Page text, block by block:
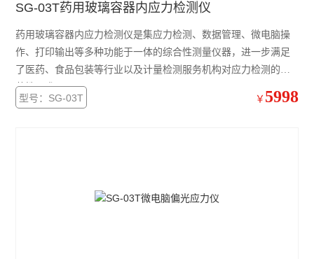
SG-03T药用玻璃容器内应力检测仪
药用玻璃容器内应力检测仪是集应力检测、数据管理、微电脑操
作、打印输出等多种功能于一体的综合性测量仪器，进一步满足
了医药、食品包装等行业以及计量检测服务机构对应力检测的规
范性要求
型号：SG-03T ￥ 5998